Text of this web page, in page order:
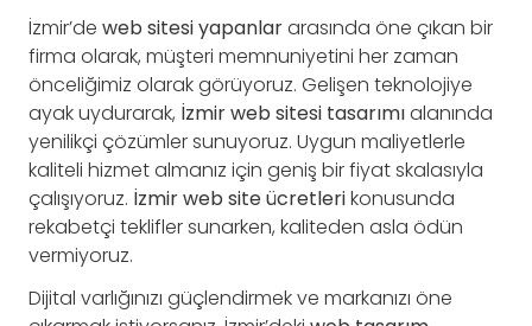
İzmir’de web sitesi yapanlararasında öne çıkan bir
firma olarak, müşteri memnuniyetini her zaman
önceliğimiz olarak görüyoruz. Gelişen teknolojiye
ayak uydurarak, İzmir web sitesi tasarımıalanında
yenilikçi çözümler sunuyoruz. Uygun maliyetlerle
kaliteli hizmet almanız için geniş bir fiyat skalasıyla
çalışıyoruz. İzmir web site ücretlerikonusunda
rekabetçi teklifler sunarken, kaliteden asla ödün
vermiyoruz.
Dijital varlığınızı güçlendirmek ve markanızı öne